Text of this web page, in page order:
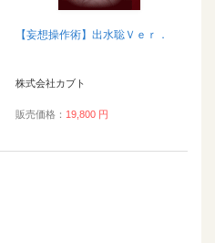
【妄想操作術】出水聡Ｖｅｒ．
株式会社カブト
販売価格： 19,800 円